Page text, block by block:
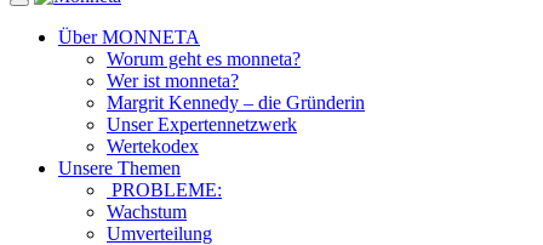
Toggle
navigationÜber MONNETA
Worum geht es monneta?
Wer ist monneta?
Margrit Kennedy – die Gründerin
Unser Expertennetzwerk
Wertekodex
Unsere Themen
PROBLEME:
Wachstum
Umverteilung